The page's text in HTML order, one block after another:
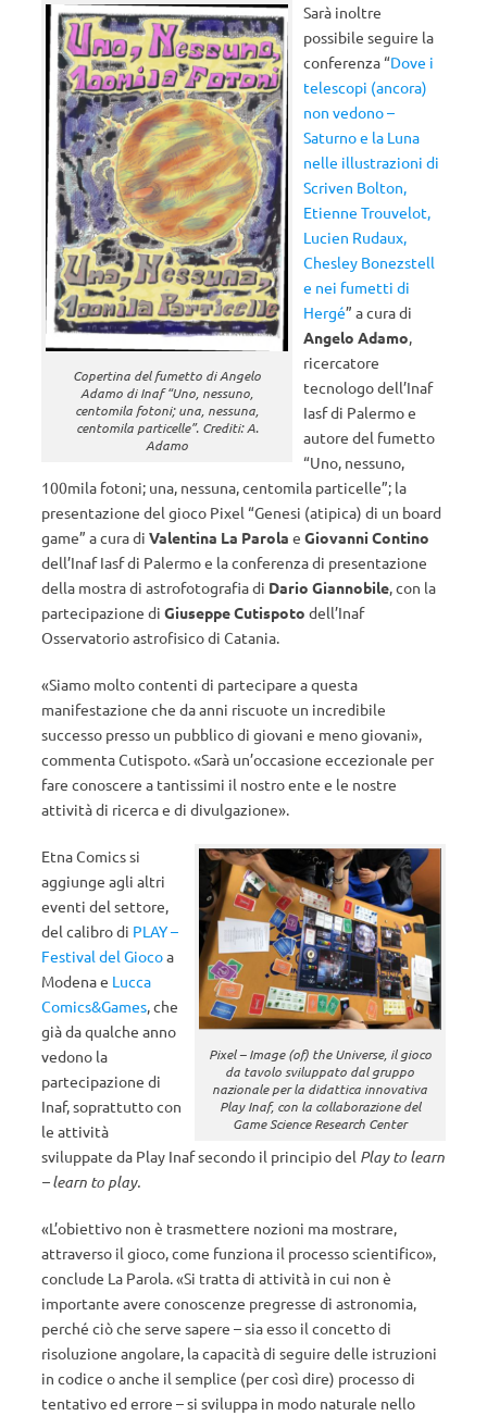
Copertina del fumetto di Angelo
Adamo di Inaf “Uno, nessuno,
centomila fotoni; una, nessuna,
centomila particelle”. Crediti: A.
Adamo
Sarà inoltre
possibile seguire la
conferenza “Dove i
telescopi (ancora)
non vedono –
Saturno e la Luna
nelle illustrazioni di
Scriven Bolton,
Etienne Trouvelot,
Lucien Rudaux,
Chesley Bonezstell
e nei fumetti di
Hergé” a cura di
Angelo Adamo,
ricercatore
tecnologo dell’Inaf
Iasf di Palermo e
autore del fumetto
“Uno, nessuno,
100mila fotoni; una, nessuna, centomila particelle”; la
presentazione del gioco Pixel “Genesi (atipica) di un board
game” a cura di Valentina La Parola e Giovanni Contino
dell’Inaf Iasf di Palermo e la conferenza di presentazione
della mostra di astrofotografia di Dario Giannobile, con la
partecipazione di Giuseppe Cutispoto dell’Inaf
Osservatorio astrofisico di Catania.
«Siamo molto contenti di partecipare a questa
manifestazione che da anni riscuote un incredibile
successo presso un pubblico di giovani e meno giovani»,
commenta Cutispoto. «Sarà un’occasione eccezionale per
fare conoscere a tantissimi il nostro ente e le nostre
attività di ricerca e di divulgazione».
Pixel – Image (of) the Universe, il gioco
da tavolo sviluppato dal gruppo
nazionale per la didattica innovativa
Play Inaf, con la collaborazione del
Game Science Research Center
Etna Comics si
aggiunge agli altri
eventi del settore,
del calibro di PLAY –
Festival del Giocoa
Modena e Lucca
Comics&Games, che
già da qualche anno
vedono la
partecipazione di
Inaf, soprattutto con
le attività
sviluppate da Play Inaf secondo il principio del Play to learn
– learn to play.
«L’obiettivo non è trasmettere nozioni ma mostrare,
attraverso il gioco, come funziona il processo scientifico»,
conclude La Parola. «Si tratta di attività in cui non è
importante avere conoscenze pregresse di astronomia,
perché ciò che serve sapere – sia esso il concetto di
risoluzione angolare, la capacità di seguire delle istruzioni
in codice o anche il semplice (per così dire) processo di
tentativo ed errore – si sviluppa in modo naturale nello